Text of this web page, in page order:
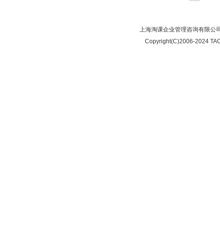
上海淘课企业管理咨询有限公
Copyright(C)2006-2024